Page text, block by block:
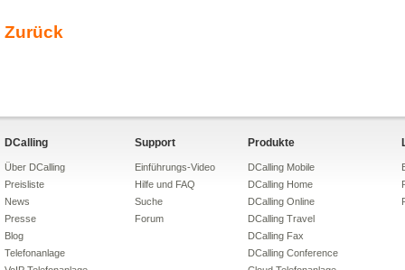
Zurück
DCalling
Über DCalling
Preisliste
News
Presse
Blog
Telefonanlage
Support
Einführungs-Video
Hilfe und FAQ
Suche
Forum
Produkte
DCalling Mobile
DCalling Home
DCalling Online
DCalling Travel
DCalling Fax
DCalling Conference